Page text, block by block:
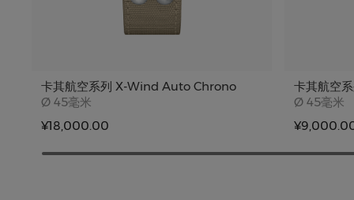
卡其航空系列 X-Wind Auto Chrono
Ø Case size
45毫米
¥18,000.00
卡其航空
Ø Case
45毫米